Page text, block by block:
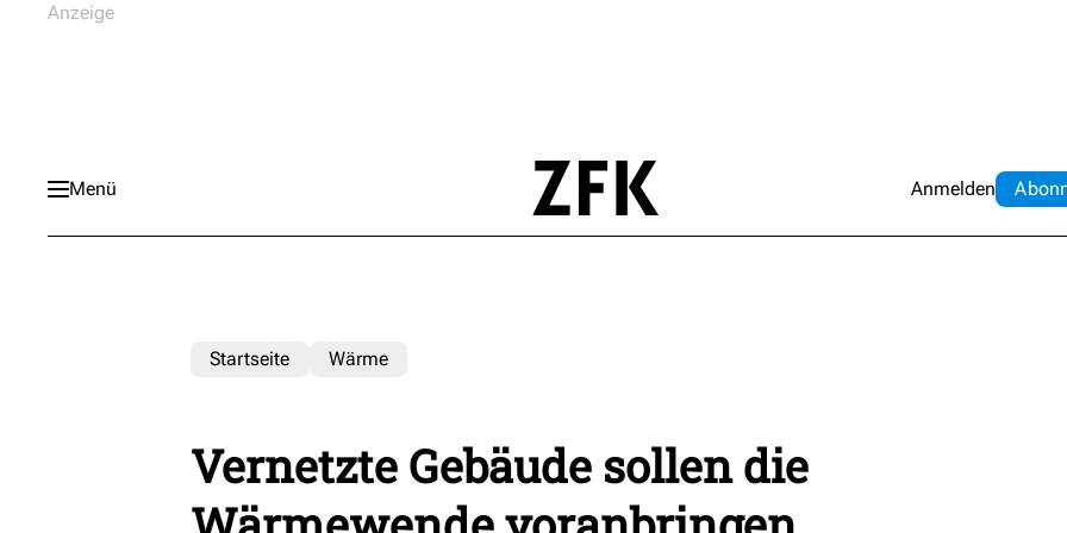
Menü Anmelden Abo
Startseite Wärme
Vernetzte Gebäude sollen die